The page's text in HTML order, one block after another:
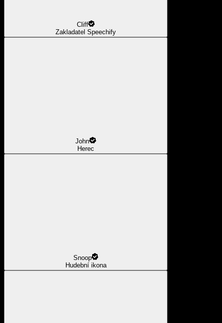
Cliff
Zakladatel Speechify
John
Herec
Snoop
Hudební ikona